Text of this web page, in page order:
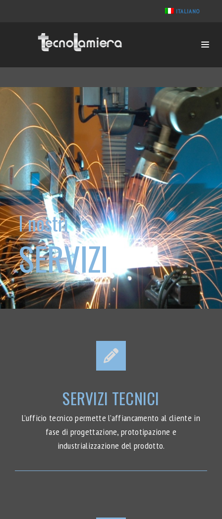
ITALIANO
I nostri
SERVIZI
SERVIZI TECNICI
L’ufficio tecnico permette l’affiancamento al cliente in
fase di progettazione, prototipazione e
industrializzazione del prodotto.